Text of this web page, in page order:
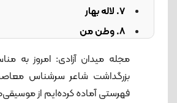
7. لاله بهار
8. وطن من
10. بهار دلکش
مجله میدان آزادی: امروز به
بزرگداشت شاعر سرشناس
فهرستی آماده کرده‌ایم از